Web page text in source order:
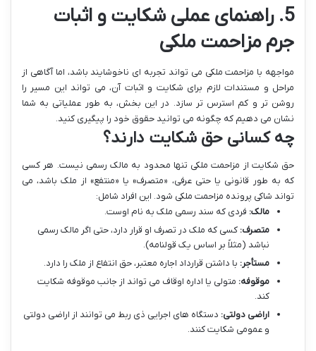
5. راهنمای عملی شکایت و اثبات
جرم مزاحمت ملکی
مواجهه با مزاحمت ملکی می تواند تجربه ای ناخوشایند باشد، اما آگاهی از
مراحل و مستندات لازم برای شکایت و اثبات آن، می تواند این مسیر را
روشن تر و کم استرس تر سازد. در این بخش، به طور عملیاتی به شما
نشان می دهیم که چگونه می توانید حقوق خود را پیگیری کنید.
چه کسانی حق شکایت دارند؟
حق شکایت از مزاحمت ملکی تنها محدود به مالک رسمی نیست. هر کسی
که به طور قانونی یا حتی عرفی، «متصرف» یا «منتفع» از ملک باشد، می
تواند شاکی پرونده مزاحمت ملکی شود. این افراد شامل:
مالک: فردی که سند رسمی ملک به نام اوست.
متصرف: کسی که ملک در تصرف او قرار دارد، حتی اگر مالک رسمی
نباشد (مثلاً بر اساس یک قولنامه).
مستأجر: با داشتن قرارداد اجاره معتبر، حق انتفاع از ملک را دارد.
موقوفه: متولی یا اداره اوقاف می تواند از جانب موقوفه شکایت
کند.
اراضی دولتی: دستگاه های اجرایی ذی ربط می توانند از اراضی دولتی
و عمومی شکایت کنند.